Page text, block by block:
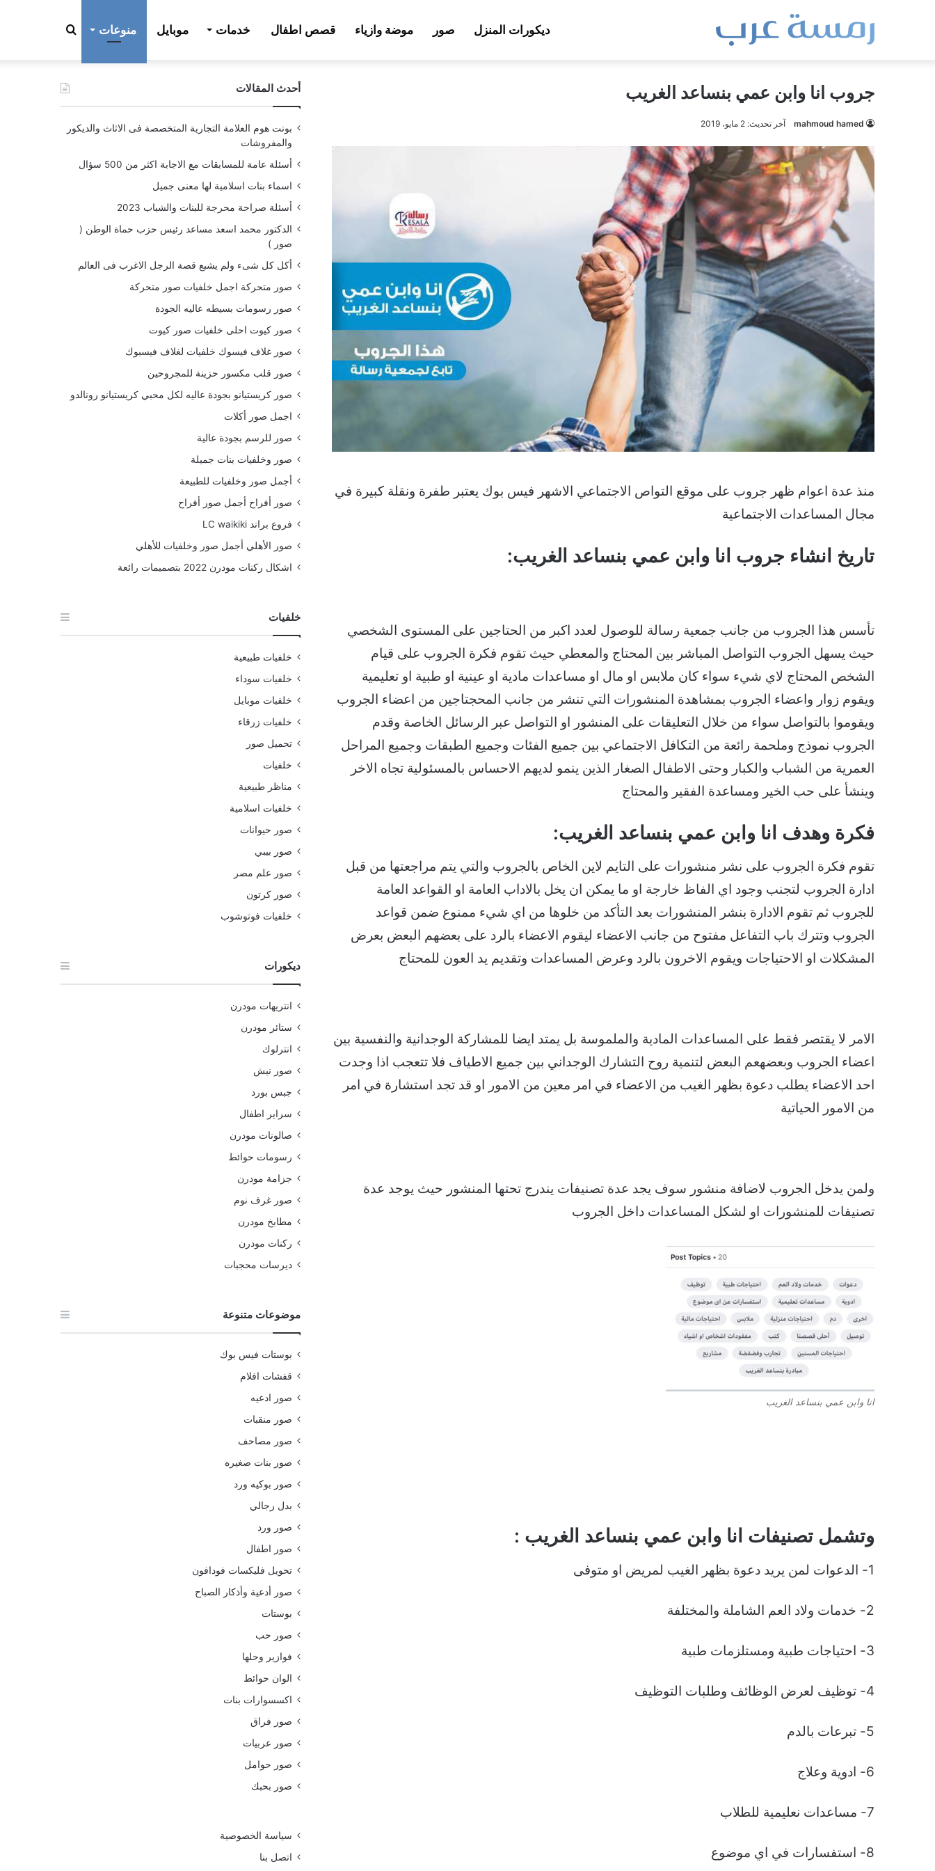
ديكورات المنزل صور موضة وازياء قصص اطفال خدمات موبايل منوعات بحث
عن جروب انا وابن عمي بنساعد الغريب
mahmoud hamed آخر تحديث: 2 مايو، 2019
منذ عدة اعوام ظهر جروب على موقع التواص الاجتماعي الاشهر فيس بوك يعتبر طفرة ونقلة كبيرة في
مجال المساعدات الاجتماعية
تاريخ انشاء جروب انا وابن عمي بنساعد الغريب:
تأسس هذا الجروب من جانب جمعية رسالة للوصول لعدد اكبر من الحتاجين على المستوى الشخصي
حيث يسهل الجروب التواصل المباشر بين المحتاج والمعطي حيث تقوم فكرة الجروب على قيام
الشخص المحتاج لاي شيء سواء كان ملابس او مال او مساعدات مادية او عينية او طبية او تعليمية
ويقوم زوار واعضاء الجروب بمشاهدة المنشورات التي تنشر من جانب المحجتاجين من اعضاء الجروب
ويقوموا بالتواصل سواء من خلال التعليقات على المنشور او التواصل عبر الرسائل الخاصة وقدم
الجروب نموذج وملحمة رائعة من التكافل الاجتماعي بين جميع الفئات وجميع الطبقات وجميع المراحل
العمرية من الشباب والكبار وحتى الاطفال الصغار الذين ينمو لديهم الاحساس بالمسئولية تجاه الاخر
وينشأ على حب الخير ومساعدة الفقير والمحتاج
فكرة وهدف انا وابن عمي بنساعد الغريب:
تقوم فكرة الجروب على نشر منشورات على التايم لاين الخاص بالجروب والتي يتم مراجعتها من قبل
ادارة الجروب لتجنب وجود اي الفاظ خارجة او ما يمكن ان يخل بالاداب العامة او القواعد العامة
للجروب ثم تقوم الادارة بنشر المنشورات بعد التأكد من خلوها من اي شيء ممنوع ضمن قواعد
الجروب وتترك باب التفاعل مفتوح من جانب الاعضاء ليقوم الاعضاء بالرد على بعضهم البعض بعرض
المشكلات او الاحتياجات ويقوم الاخرون بالرد وعرض المساعدات وتقديم يد العون للمحتاج
الامر لا يقتصر فقط على المساعدات المادية والملموسة بل يمتد ايضا للمشاركة الوجدانية والنفسية بين
اعضاء الجروب وبعضهعم البعض لتنمية روح التشارك الوجداني بين جميع الاطياف فلا تتعجب اذا وجدت
احد الاعضاء يطلب دعوة بظهر الغيب من الاعضاء في امر معين من الامور او قد تجد استشارة في امر
من الامور الحياتية
ولمن يدخل الجروب لاضافة منشور سوف يجد عدة تصنيفات يندرج تحتها المنشور حيث يوجد عدة
تصنيفات للمنشورات او لشكل المساعدات داخل الجروب
انا وابن عمي بنساعد الغريب
وتشمل تصنيفات انا وابن عمي بنساعد الغريب :
1- الدعوات لمن يريد دعوة بظهر الغيب لمريض او متوفى
2- خدمات ولاد العم الشاملة والمختلفة
3- احتياجات طبية ومستلزمات طبية
4- توظيف لعرض الوظائف وطلبات التوظيف
5- تبرعات بالدم
6- ادوية وعلاج
7- مساعدات نعليمية للطلاب
8- استفسارات في اي موضوع
أحدث المقالات
بونت هوم العلامة التجارية المتخصصة فى الاثاث والديكور
والمفروشات
أسئلة عامة للمسابقات مع الاجابة اكثر من 500 سؤال
اسماء بنات اسلامية لها معنى جميل
أسئلة صراحة محرجة للبنات والشباب 2023
الدكتور محمد اسعد مساعد رئيس حزب حماة الوطن (
صور )
أكل كل شىء ولم يشبع قصة الرجل الاغرب فى العالم
صور متحركة اجمل خلفيات صور متحركة
صور رسومات بسيطه عاليه الجودة
صور كيوت احلى خلفيات صور كيوت
صور غلاف فيسوك خلفيات لغلاف فيسبوك
صور قلب مكسور حزينة للمجروحين
صور كريستيانو بجودة عاليه لكل محبي كريستيانو رونالدو
اجمل صور أكلات
صور للرسم بجودة عالية
صور وخلفيات بنات جميلة
أجمل صور وخلفيات للطبيعة
صور أفراح أجمل صور أفراح
فروع براند LC waikiki
صور الأهلي أجمل صور وخلفيات للأهلي
اشكال ركنات مودرن 2022 بتصميمات رائعة
خلفيات
خلفيات طبيعية
خلفيات سوداء
خلفيات موبايل
خلفيات زرقاء
تحميل صور
خلفيات
مناظر طبيعية
خلفيات اسلامية
صور حيوانات
صور بيبي
صور علم مصر
صور كرتون
خلفيات فوتوشوب
ديكورات
انتريهات مودرن
ستائر مودرن
انترلوك
صور نيش
جبس بورد
سراير اطفال
صالونات مودرن
رسومات حوائط
جزامة مودرن
صور غرف نوم
مطابخ مودرن
ركنات مودرن
ديرسات محجبات
موضوعات متنوعة
بوستات فيس بوك
قفشات افلام
صور ادعيه
صور منقبات
صور مصاحف
صور بنات صغيره
صور بوكيه ورد
بدل رجالي
صور ورد
صور اطفال
تحويل فليكسات فودافون
صور أدعية وأذكار الصباح
بوستات
صور حب
فوازير وحلها
الوان حوائط
اكسسوارات بنات
صور فراق
صور عربيات
صور حوامل
صور بحبك
سياسة الخصوصية
اتصل بنا